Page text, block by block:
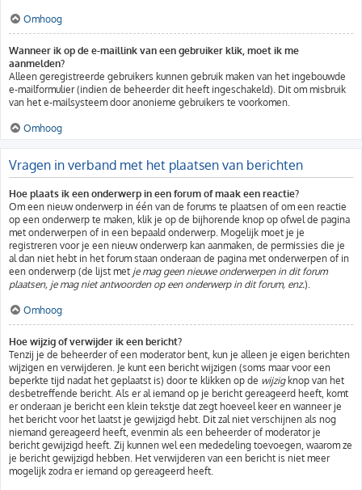
Omhoog
Wanneer ik op de e-maillink van een gebruiker klik, moet ik me
aanmelden?
Alleen geregistreerde gebruikers kunnen gebruik maken van het ingebouwde
e-mailformulier (indien de beheerder dit heeft ingeschakeld). Dit om misbruik
van het e-mailsysteem door anonieme gebruikers te voorkomen.
Omhoog
Vragen in verband met het plaatsen van berichten
Hoe plaats ik een onderwerp in een forum of maak een reactie?
Om een nieuw onderwerp in één van de forums te plaatsen of om een reactie
op een onderwerp te maken, klik je op de bijhorende knop op ofwel de pagina
met onderwerpen of in een bepaald onderwerp. Mogelijk moet je je
registreren voor je een nieuw onderwerp kan aanmaken, de permissies die je
al dan niet hebt in het forum staan onderaan de pagina met onderwerpen of in
een onderwerp (de lijst met je mag geen nieuwe onderwerpen in dit forum
plaatsen, je mag niet antwoorden op een onderwerp in dit forum, enz.).
Omhoog
Hoe wijzig of verwijder ik een bericht?
Tenzij je de beheerder of een moderator bent, kun je alleen je eigen berichten
wijzigen en verwijderen. Je kunt een bericht wijzigen (soms maar voor een
beperkte tijd nadat het geplaatst is) door te klikken op de wijzigknop van het
desbetreffende bericht. Als er al iemand op je bericht gereageerd heeft, komt
er onderaan je bericht een klein tekstje dat zegt hoeveel keer en wanneer je
het bericht voor het laatst je gewijzigd hebt. Dit zal niet verschijnen als nog
niemand gereageerd heeft, evenmin als een beheerder of moderator je
bericht gewijzigd heeft. Zij kunnen wel een mededeling toevoegen, waarom ze
je bericht gewijzigd hebben. Het verwijderen van een bericht is niet meer
mogelijk zodra er iemand op gereageerd heeft.